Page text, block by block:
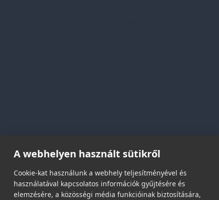
A webhelyen használt sütikről
Cookie-kat használunk a webhely teljesítményével és
használatával kapcsolatos információk gyűjtésére és
elemzésére, a közösségi média funkcióinak biztosítására,
Email címed: